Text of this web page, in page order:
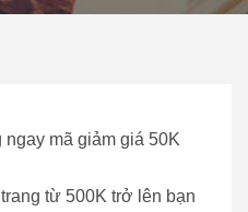
ngay mã giảm giá 50K
từ 500K trở lên bạn